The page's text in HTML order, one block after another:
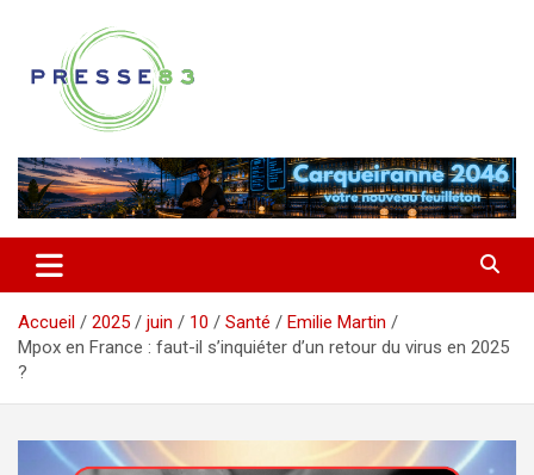
contenu
Presse 83
Accueil 2025 juin 10 Santé
Emilie Martin
Mpox en France : faut-il s’inquiéter d’un retour du virus en 2025
?